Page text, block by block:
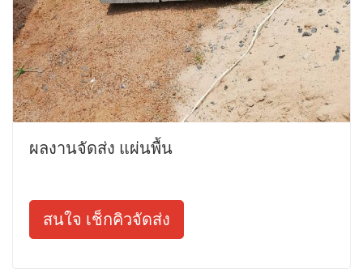
ผลงานจัดส่ง แผ่นพื้น
สนใจ เช็กคิวจัดส่ง